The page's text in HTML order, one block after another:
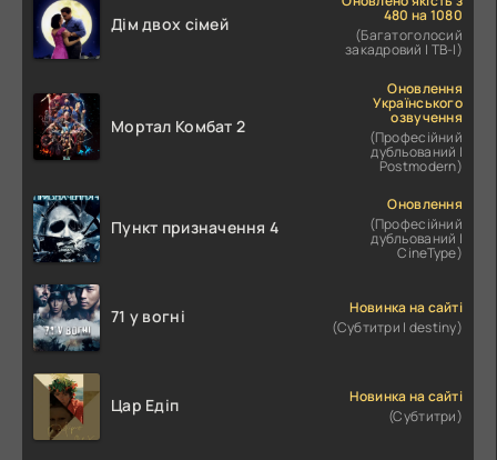
Дім двох сімей
480 на 1080
(Багатоголосий
закадровий | ТВ-І)
Мортал Комбат 2
Оновлення
Українського
озвучення
(Професійний
дубльований |
Postmodern)
Пункт призначення 4
Оновлення
(Професійний
дубльований |
CineType)
71 у вогні
Новинка на сайті
(Субтитри | destiny)
Цар Едіп
Новинка на сайті
(Субтитри)